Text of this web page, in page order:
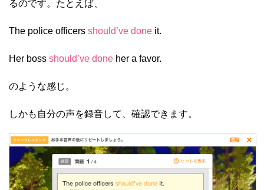
るのです。たとえば、
The police officers should’ve done it.
Her boss should’ve done her a favor.
のような感じ。
しかも自分の声を録音して、確認できます。